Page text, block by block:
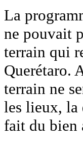
La
ne pouvait
terrain qui
Querétaro.
terrain ne
les lieux, la
fait du bien